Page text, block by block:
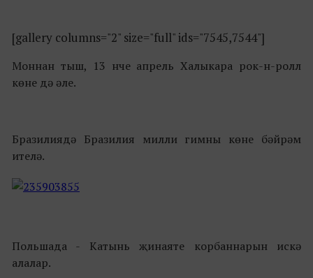
[gallery columns="2" size="full" ids="7545,7544"]
Моннан тыш, 13 нче апрель Халыкара рок-н-ролл
көне дә әле.
Бразилиядә Бразилия милли гимны көне бәйрәм
ителә.
Польшада - Катынь җинаяте корбаннарын искә
алалар.